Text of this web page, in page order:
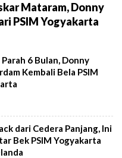
Mataram, Donny
PSIM Yogyakarta
6 Bulan, Donny
Kembali Bela PSIM
dari Cedera Panjang, Ini
Bek PSIM Yogyakarta